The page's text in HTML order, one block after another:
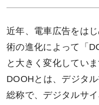
近年、電車広告をは
術の進化によって「
と大きく変化していま
DOOHとは、デジタ
総称で、デジタルサ